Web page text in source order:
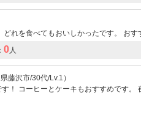
れを食べてもおいしかったです。 おす
0人
藤沢市/30代/Lv.1）
す！ コーヒーとケーキもおすすめです